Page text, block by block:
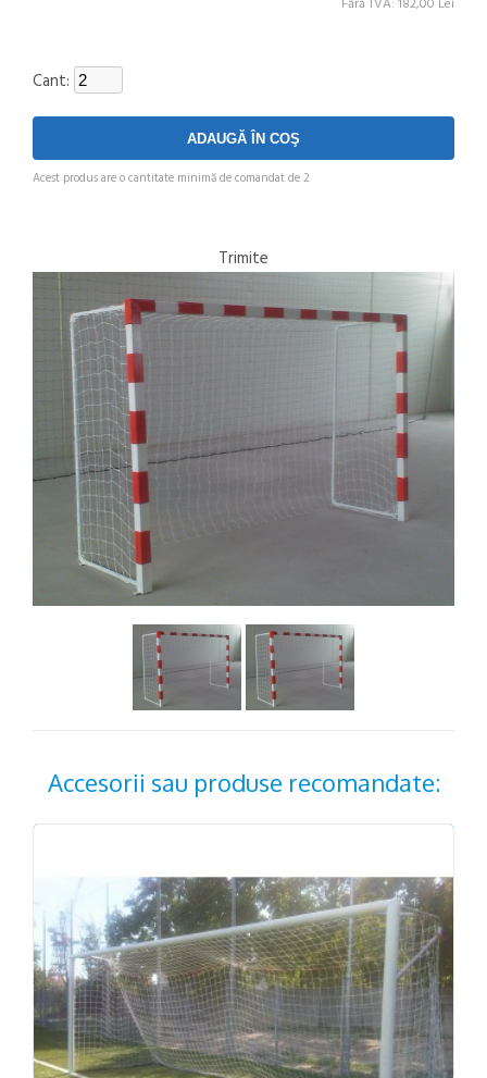
Fără TVA: 182,00 Lei
Cant:
Acest produs are o cantitate minimă de comandat de 2
Trimite
Accesorii sau produse recomandate: